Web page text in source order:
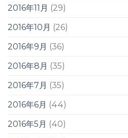
2016年11月 (29)
2016年10月 (26)
2016年9月 (36)
2016年8月 (35)
2016年7月 (35)
2016年6月 (44)
2016年5月 (40)